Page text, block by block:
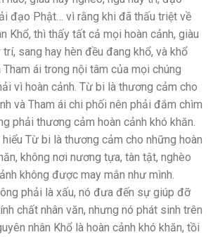
đạo Phật… vì rằng khi đã thấu triệt về
Khổ, thì thấy tất cả mọi hoàn cảnh, giàu
trí, sang hay hèn đều đang khổ, và khổ
ái trong nội tâm của mọi chúng
vì hoàn cảnh. Từ bi là thương cảm cho
và Tham ái chi phối nên phải đắm chìm
phải thương cảm hoàn cảnh khó khăn.
Từ bi là thương cảm cho những hoàn
không nơi nương tựa, tàn tật, nghèo
không được may mắn như mình.
phải là xấu, nó đưa đến sự giúp đỡ
chất nhân văn, nhưng nó phát sinh trên
nhân Khổ là hoàn cảnh khó khăn, tồi